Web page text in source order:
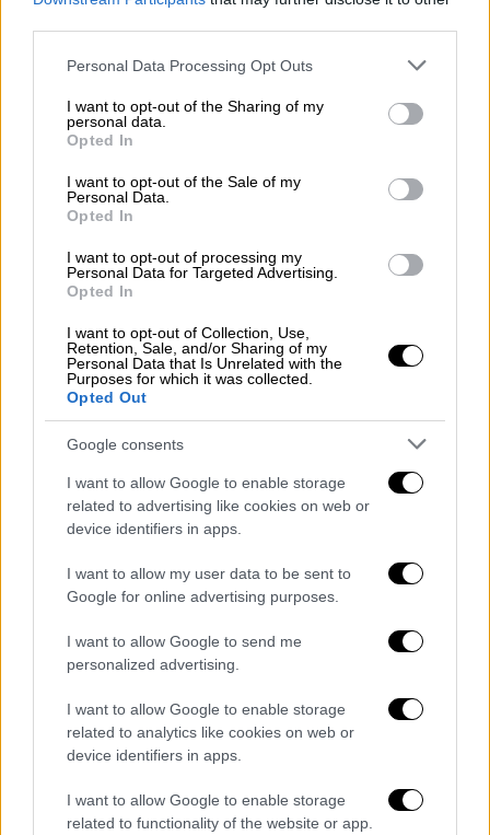
Please note that this website/app uses one or more Google
not limited to your visit or usage behaviour. You may click to
grant or deny consent to Google and its third-party tags to
use your data for below specified purposes in below Google
consent section.
Personal Data Processing Opt Outs
I want to opt-out of the Sharing of my
personal data.
Opted In
I want to opt-out of the Sale of my
Personal Data.
Opted In
I want to opt-out of processing my
Personal Data for Targeted Advertising.
Opted In
I want to opt-out of Collection, Use,
Retention, Sale, and/or Sharing of my
Personal Data that Is Unrelated with the
Purposes for which it was collected.
Opted Out
Google consents
I want to allow Google to enable storage
related to advertising like cookies on web or
device identifiers in apps.
I want to allow my user data to be sent to
Google for online advertising purposes.
I want to allow Google to send me
personalized advertising.
I want to allow Google to enable storage
related to analytics like cookies on web or
device identifiers in apps.
I want to allow Google to enable storage
related to functionality of the website or app.
Η εξαφάνιση της 42χρονης
Η 42χρονηFrancesca Deidda
εξαφανίστηκε
πριν από δυο μήνες από την ιταλική πόλη
Sperate, στοΚάλιαρι, στη νότια
Σαρδηνίακαι οι ερευνητές πιστεύουν ότι τη
Sollai, αναφέρουν τοπικά μέσα ενημέρωσης.
φορά που εθεάθη ηDeidda, φέρεται να
εστάλησαν μηνύματα από το τηλέφωνό της
που έλεγαν στους φίλους και την οικογένειά
της ότι χρειαζόταν λίγο χρόνο μακριά λόγω
της διακοπής της σχέσης της.
Η σύλληψη του συζύγου
Την εξαφάνιση της άτυχης γυναίκας δήλωσε
στις Αρχές οαδερφός της και ένας
συνεργάτηςτης. Όταν ο
την αστυνομία γιατί δεν ανέφερε την
εξαφάνισητης γυναίκας του, ισχυρίστηκε
της. Η αστυνομία απέκλεισε γρήγορα την
αυτοκτονία και εστίασε την έρευνά της στη
σχέση τηςDeiddaμε τον σύζυγό της. Τελικά
Sollaiσυνελήφθη με κατηγορίες για φόνο
την περασμένη εβδομάδα και παραμένει στη
φυλακή. Ο ίδιος υποστηρίζει ότι είναι
αθώος και ο δικηγόρος του,Carlo Demurtas